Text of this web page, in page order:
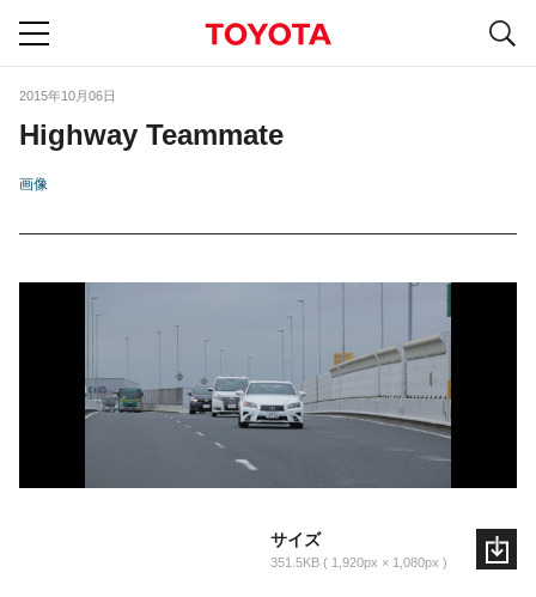
2015年10月06日
Highway Teammate
画像
サイズ
351.5KB 1,920px × 1,080px